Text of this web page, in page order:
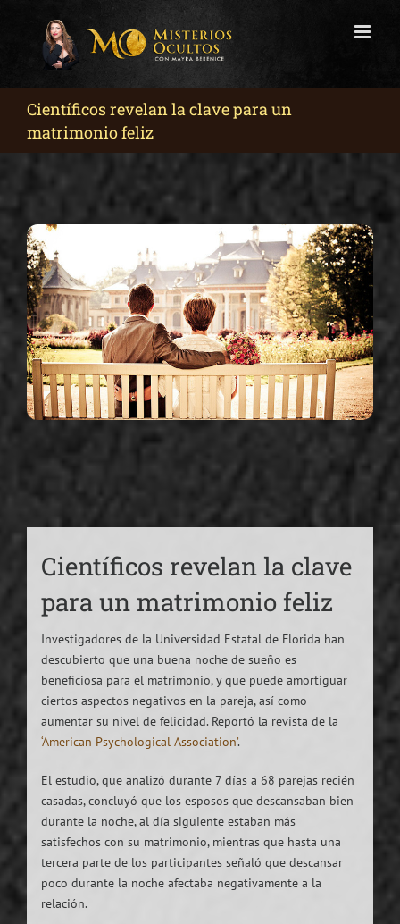
Científicos revelan la clave para un
matrimonio feliz
Científicos revelan la clave
para un matrimonio feliz
Investigadores de la Universidad Estatal de Florida han
descubierto que una buena noche de sueño es
beneficiosa para el matrimonio, y que puede amortiguar
ciertos aspectos negativos en la pareja, así como
aumentar su nivel de felicidad. Reportó la revista de la
‘American Psychological Association’.
El estudio, que analizó durante 7 días a 68 parejas recién
casadas, concluyó que los esposos que descansaban bien
durante la noche, al día siguiente estaban más
satisfechos con su matrimonio, mientras que hasta una
tercera parte de los participantes señaló que descansar
poco durante la noche afectaba negativamente a la
relación.